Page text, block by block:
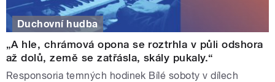
Duchovní hudba
„A hle, chrámová opona se roztrhla v půli odshora
až dolů, země se zatřásla, skály pukaly.“
Responsoria temných hodinek Bílé soboty v dílech